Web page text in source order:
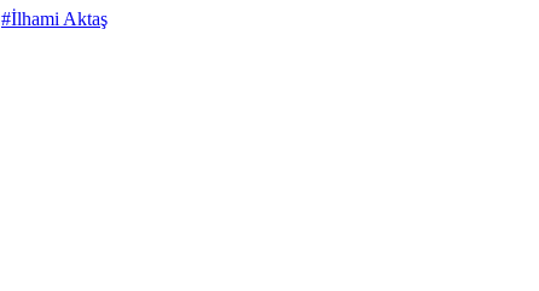
#İlhami Aktaş